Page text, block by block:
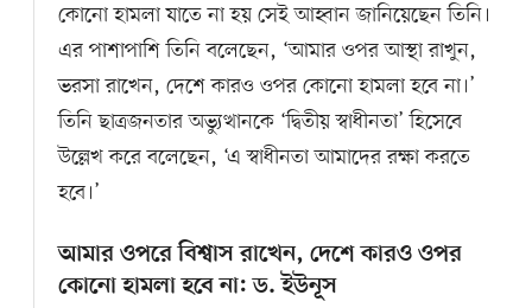
কোনো হামলা যাতে না হয় সেই আহ্বান জানিয়েছেন তিনি।
এর পাশাপাশি তিনি বলেছেন, ‘আমার ওপর আস্থা রাখুন,
ভরসা রাখেন, দেশে কারও ওপর কোনো হামলা হবে না।’
তিনি ছাত্রজনতার অভ্যুত্থানকে ‘দ্বিতীয় স্বাধীনতা’ হিসেবে
উল্লেখ করে বলেছেন, ‘এ স্বাধীনতা আমাদের রক্ষা করতে
হবে।’
আমার ওপরে বিশ্বাস রাখেন, দেশে কারও ওপর
কোনো হামলা হবে না: ড. ইউনূস